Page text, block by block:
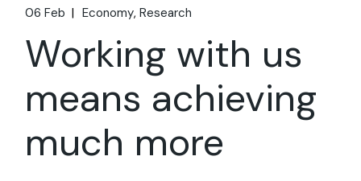
06 Feb Economy Research
Working with us
means achieving
much more